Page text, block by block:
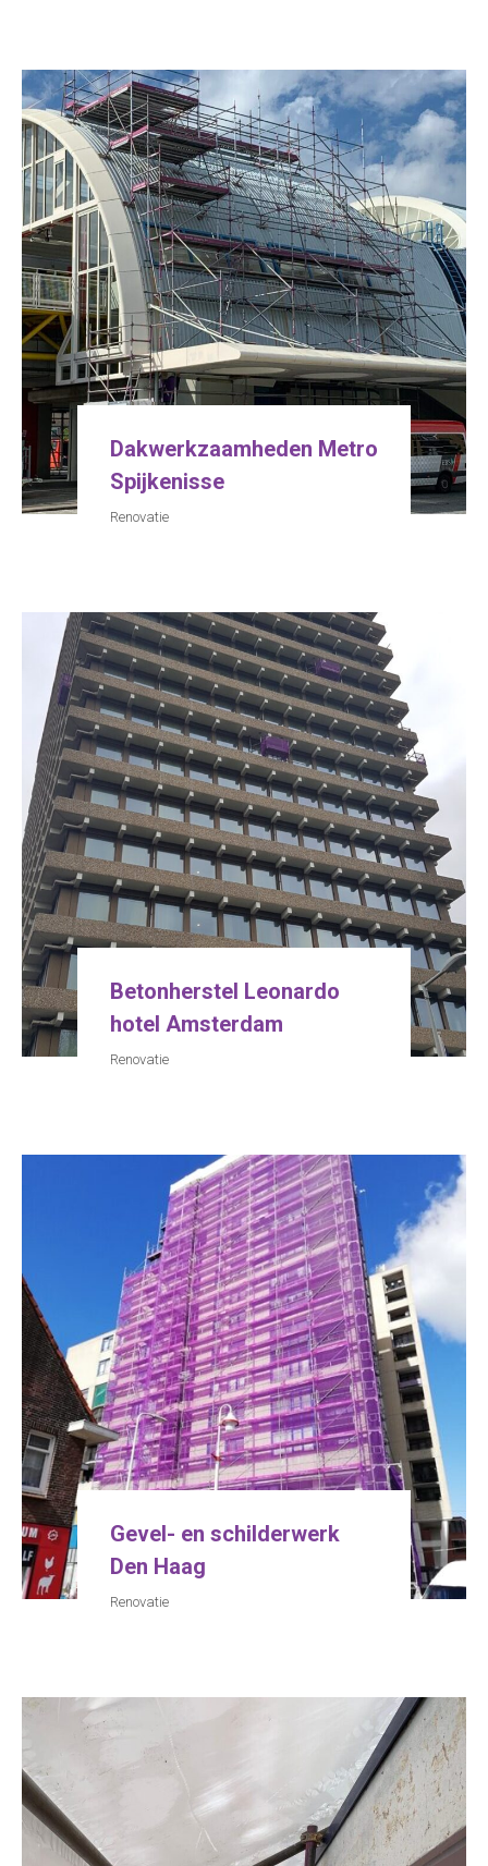
Dakwerkzaamheden Metro
Spijkenisse
Renovatie
Betonherstel Leonardo
hotel Amsterdam
Renovatie
Gevel- en schilderwerk
Den Haag
Renovatie